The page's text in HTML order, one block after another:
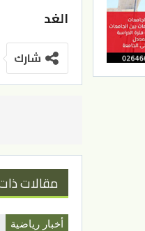
الغد
شارك
مقالات
أخبار رياضية